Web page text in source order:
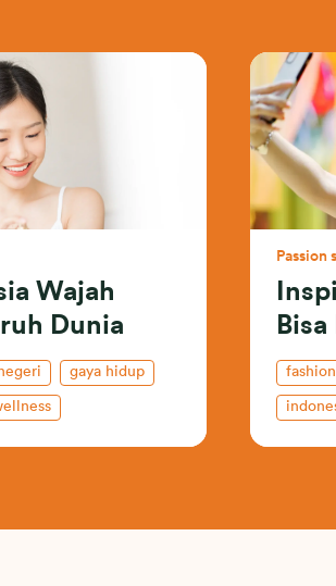
Wajah
Dunia
gaya hidup
Passion